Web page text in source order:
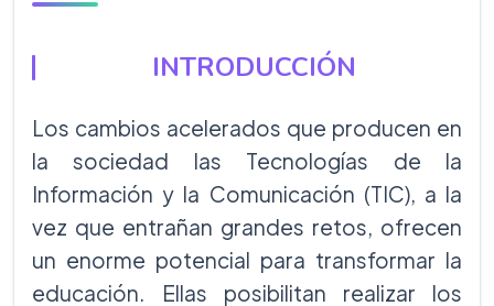
INTRODUCCIÓN
Los cambios acelerados que producen en
la sociedad las Tecnologías de la
Información y la Comunicación (TIC), a la
vez que entrañan grandes retos, ofrecen
un enorme potencial para transformar la
educación. Ellas posibilitan realizar los